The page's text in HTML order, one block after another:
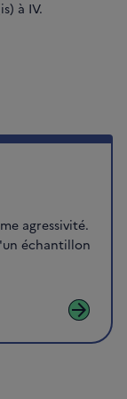
à IV.
agressivité.
échantillon
arrow_forward